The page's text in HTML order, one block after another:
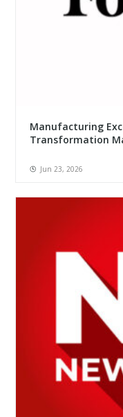
Manufacturing
Transformation
Jun 23, 2026